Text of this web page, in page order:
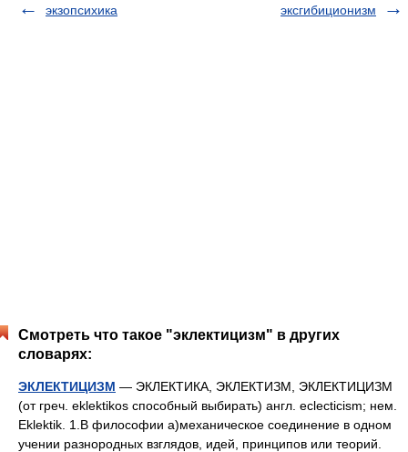
экзопсихика эксгибиционизм
Смотреть что такое "эклектицизм" в других
словарях:
ЭКЛЕКТИЦИЗМ — ЭКЛЕКТИКА, ЭКЛЕКТИЗМ, ЭКЛЕКТИЦИЗМ
(от греч. eklektikos способный выбирать) англ. eclecticism; нем.
Eklektik. 1.В философии а)механическое соединение в одном
учении разнородных взглядов, идей, принципов или теорий.